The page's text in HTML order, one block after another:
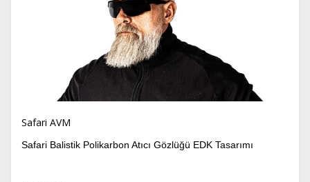
Safari AVM
Safari Balistik Polikarbon Atıcı Gözlüğü EDK Tasarımı